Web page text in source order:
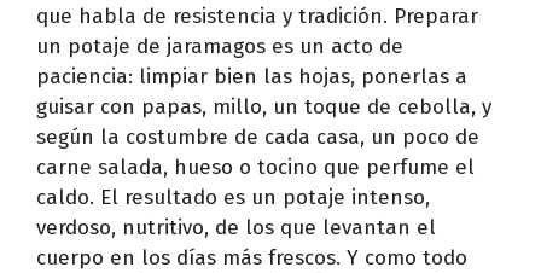
que habla de resistencia y tradición. Preparar
un potaje de jaramagos es un acto de
paciencia: limpiar bien las hojas, ponerlas a
guisar con papas, millo, un toque de cebolla, y
según la costumbre de cada casa, un poco de
carne salada, hueso o tocino que perfume el
caldo. El resultado es un potaje intenso,
verdoso, nutritivo, de los que levantan el
cuerpo en los días más frescos. Y como todo